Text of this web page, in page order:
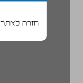
חזרה לאתר